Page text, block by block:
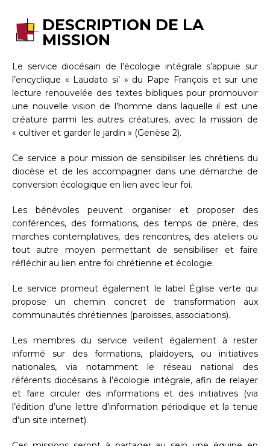
DESCRIPTION DE LA
MISSION
Le service diocésain de l’écologie intégrale s’appuie sur
l’encyclique « Laudato si’ » du Pape François et sur une
lecture renouvelée des textes bibliques pour promouvoir
une nouvelle vision de l’homme dans laquelle il est une
créature parmi les autres créatures, avec la mission de
« cultiver et garder le jardin » (Genèse 2).
Ce service a pour mission de sensibiliser les chrétiens du
diocèse et de les accompagner dans une démarche de
conversion écologique en lien avec leur foi.
Les bénévoles peuvent organiser et proposer des
conférences, des formations, des temps de prière, des
marches contemplatives, des rencontres, des ateliers ou
tout autre moyen permettant de sensibiliser et faire
réfléchir au lien entre foi chrétienne et écologie.
Le service promeut également le label Église verte qui
propose un chemin concret de transformation aux
communautés chrétiennes (paroisses, associations).
Les membres du service veillent également à rester
informé sur des formations, plaidoyers, ou initiatives
nationales, via notamment le réseau national des
référents diocésains à l’écologie intégrale, afin de relayer
et faire circuler des informations et des initiatives (via
l’édition d’une lettre d’information périodique et la tenue
d’un site internet).